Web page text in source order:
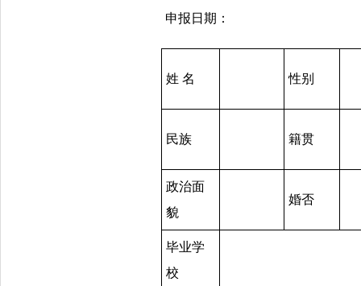
申报日期：
姓 名 性别
民族 籍贯
政治面
貌
婚否
毕业学
校